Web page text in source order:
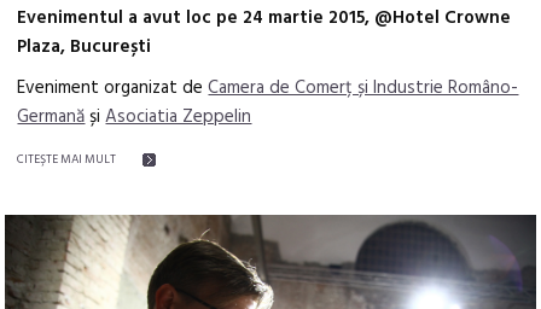
Evenimentul a avut loc pe 24 martie 2015, @Hotel Crowne
Plaza, București
Eveniment organizat deCamera de Comerț și Industrie Româno-
GermanășiAsociatia Zeppelin
CITEŞTE MAI MULT